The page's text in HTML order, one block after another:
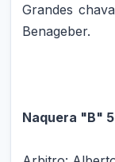
Grandes
Benageber.
Naquera "B"